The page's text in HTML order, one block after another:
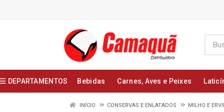
DEPARTAMENTOS Bebidas Carnes, Aves e Peixes
INÍCIO CONSERVAS E ENLATADOS MILHO E